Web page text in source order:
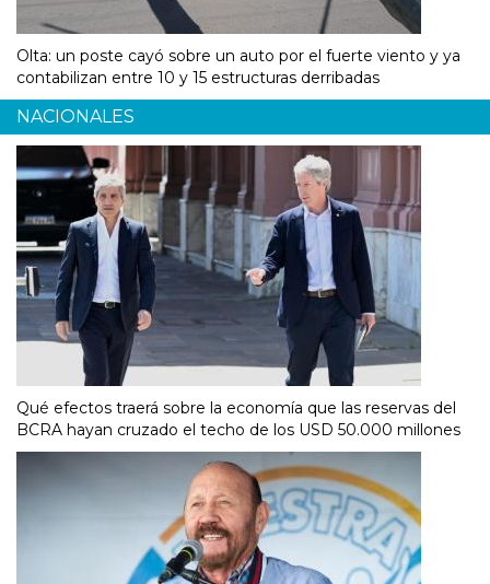
Olta: un poste cayó sobre un auto por el fuerte viento y ya
contabilizan entre 10 y 15 estructuras derribadas
NACIONALES
Qué efectos traerá sobre la economía que las reservas del
BCRA hayan cruzado el techo de los USD 50.000 millones